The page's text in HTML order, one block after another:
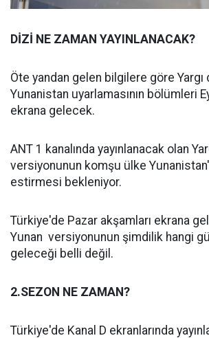
DİZİ NE ZAMAN YAYINLANACAK?
Öte yandan gelen bilgilere göre Yargı
Yunanistan uyarlamasının bölümleri
ekrana gelecek.
ANT 1 kanalında yayınlanacak olan
versiyonunun komşu ülke
estirmesi bekleniyor.
Türkiye'de Pazar akşamları ekrana
Yunan versiyonunun şimdilik hangi
geleceği belli değil.
2.SEZON NE ZAMAN?
Türkiye'de Kanal D ekranlarında